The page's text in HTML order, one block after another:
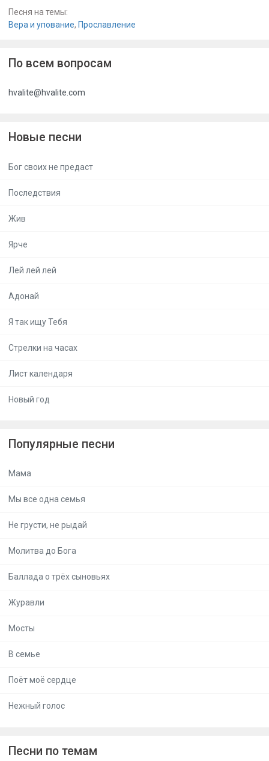
Песня на темы:
Вера и упование, Прославление
По всем вопросам
hvalite@hvalite.com
Новые песни
Бог своих не предаст
Последствия
Жив
Ярче
Лей лей лей
Адонай
Я так ищу Тебя
Стрелки на часах
Лист календаря
Новый год
Популярные песни
Мама
Мы все одна семья
Не грусти, не рыдай
Молитва до Бога
Баллада о трёх сыновьях
Журавли
Мосты
В семье
Поёт моё сердце
Нежный голос
Песни по темам